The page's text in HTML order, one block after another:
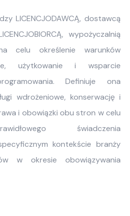
LICENCJODAWCĄ, dostawcą
wypożyczalnią
celu określenie warunków
użytkowanie i wsparcie
Definiuje ona
wdrożeniowe, konserwację i
i obowiązki obu stron w celu
świadczenia
kontekście branży
w okresie obowiązywania